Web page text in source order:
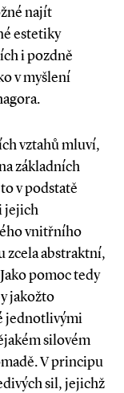
najít
estetiky
i pozdně
v myšlení
vztahů mluví,
základních
v podstatě
jejich
vnitřního
zcela abstraktní,
pomoc tedy
jakožto
jednotlivými
silovém
V principu
sil, jejichž